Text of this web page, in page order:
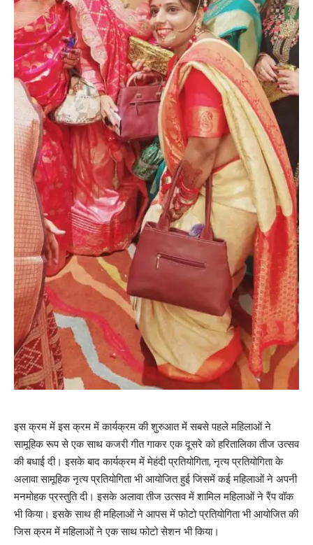
इस क्रम में इस क्रम में कार्यक्रम की शुरुआत में सबसे पहले महिलाओं ने
सामूहिक रूप से एक साथ कजरी गीत गाकर एक दूसरे को हरितालिका तीज उत्सव
की बधाई दी। इसके बाद कार्यक्रम में मेहंदी प्रतियोगिता, नृत्य प्रतियोगिता के
अलावा सामूहिक नृत्य प्रतियोगिता भी आयोजित हुई जिसमें कई महिलाओं ने अपनी
मनमोहक प्रस्तुति दी। इसके अलावा तीज उत्सव में शामिल महिलाओं ने रैंप वॉक
भी किया। इसके साथ ही महिलाओं ने आपस में फोटो प्रतियोगिता भी आयोजित की
जिस क्रम में महिलाओं ने एक साथ फोटो सेशन भी किया।